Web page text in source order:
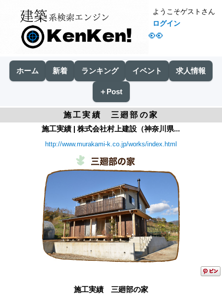
👀
ようこそゲストさん
ログイン
ホーム 新着 ランキング イベント 求人情報
＋Post
施工実績 三廻部の家
施工実績 | 株式会社村上建設（神奈川県...
http://www.murakami-k.co.jp/works/index.html
施工実績 三廻部の家